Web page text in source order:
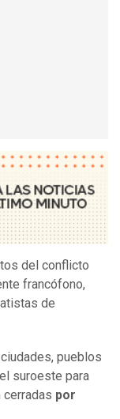
del conflicto
francófono,
de
pueblos
suroeste para
por